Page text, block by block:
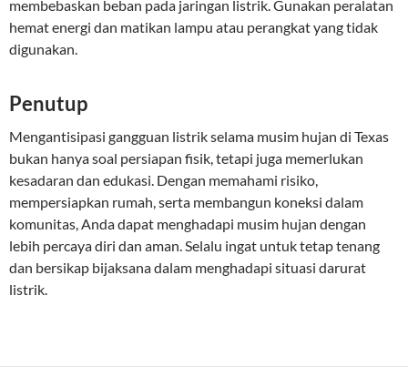
membebaskan beban pada jaringan listrik. Gunakan peralatan
hemat energi dan matikan lampu atau perangkat yang tidak
digunakan.
Penutup
Mengantisipasi gangguan listrik selama musim hujan di Texas
bukan hanya soal persiapan fisik, tetapi juga memerlukan
kesadaran dan edukasi. Dengan memahami risiko,
mempersiapkan rumah, serta membangun koneksi dalam
komunitas, Anda dapat menghadapi musim hujan dengan
lebih percaya diri dan aman. Selalu ingat untuk tetap tenang
dan bersikap bijaksana dalam menghadapi situasi darurat
listrik.